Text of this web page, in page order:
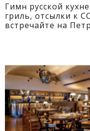
Гимн русской
гриль, отсылки к
встречайте на